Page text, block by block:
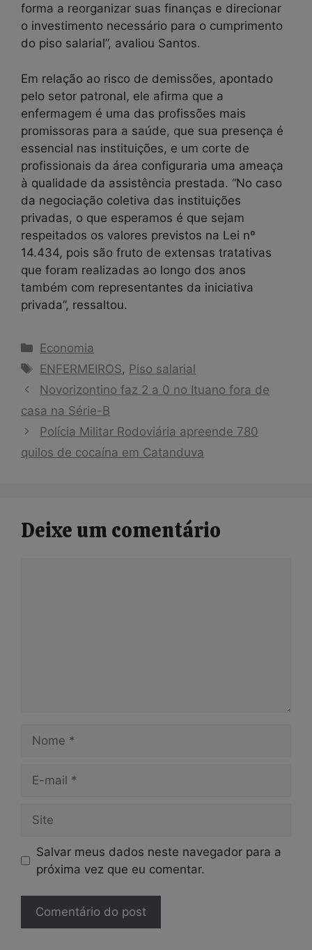
forma a reorganizar suas finanças e direcionar
o investimento necessário para o cumprimento
do piso salarial”, avaliou Santos.
Em relação ao risco de demissões, apontado
pelo setor patronal, ele afirma que a
enfermagem é uma das profissões mais
promissoras para a saúde, que sua presença é
essencial nas instituições, e um corte de
profissionais da área configuraria uma ameaça
à qualidade da assistência prestada. “No caso
da negociação coletiva das instituições
privadas, o que esperamos é que sejam
respeitados os valores previstos na Lei nº
14.434, pois são fruto de extensas tratativas
que foram realizadas ao longo dos anos
também com representantes da iniciativa
privada”, ressaltou.
Categorias
Economia
Tags
ENFERMEIROS, Piso salarial
Novorizontino faz 2 a 0 no Ituano fora de
casa na Série-B
Polícia Militar Rodoviária apreende 780
quilos de cocaína em Catanduva
Deixe um comentário
mail
Salvar meus dados neste navegador para a
próxima vez que eu comentar.